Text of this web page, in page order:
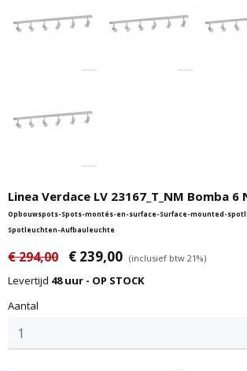
Linea Verdace LV 23167_T_NM Bomba
Opbouwspots-Spots-montés-en-surface-Surface-mounted-
Spotleuchten-Aufbauleuchte
€ 294,00 € 239,00 (inclusief btw 21%)
Levertijd 48 uur - OP STOCK
Aantal